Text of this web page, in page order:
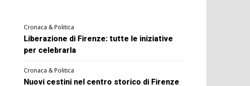
Cronaca & Politica
Liberazione di Firenze: tutte le iniziative
per celebrarla
Cronaca & Politica
Nuovi cestini nel centro storico di Firenze